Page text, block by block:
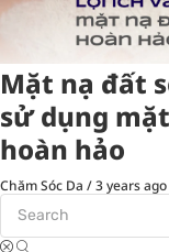
Mặt nạ đất
sử dụng
hoàn hảo
Chăm Sóc Da /3 years ago